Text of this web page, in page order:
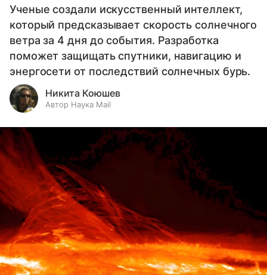
Ученые создали искусственный интеллект,
который предсказывает скорость солнечного
ветра за 4 дня до события. Разработка
поможет защищать спутники, навигацию и
энергосети от последствий солнечных бурь.
Никита Коюшев
Автор Наука Mail